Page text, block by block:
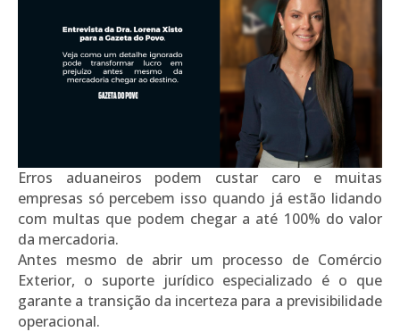
Erros aduaneiros podem custar caro e muitas
empresas só percebem isso quando já estão lidando
com multas que podem chegar a até 100% do valor
da mercadoria.
Antes mesmo de abrir um processo de Comércio
Exterior, o suporte jurídico especializado é o que
garante a transição da incerteza para a previsibilidade
operacional.